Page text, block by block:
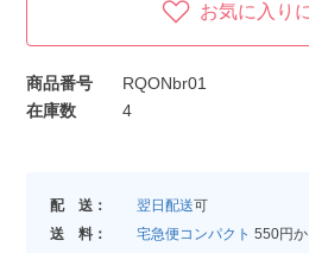
お気に入り
商品番号
RQONbr01
在庫数
4
配 送： 翌日配送可
送 料：
宅急便コンパクト 550円